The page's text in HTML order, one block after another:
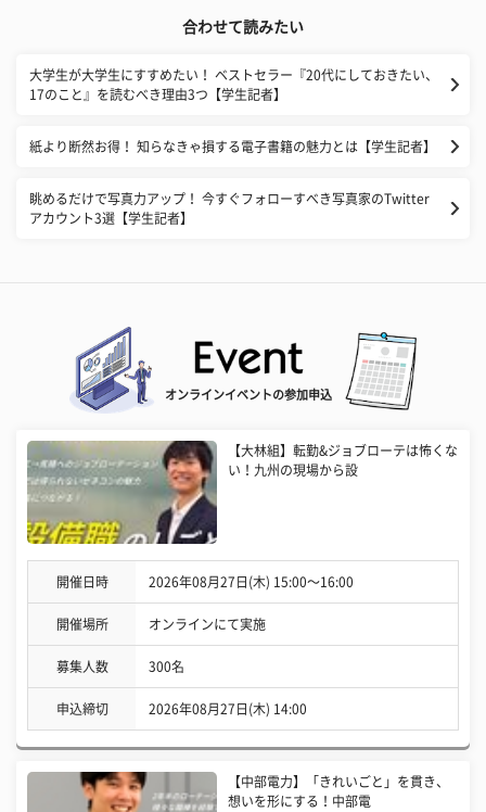
合わせて読みたい
大学生が大学生にすすめたい！ ベストセラー『20代にしておきたい、
17のこと』を読むべき理由3つ【学生記者】
紙より断然お得！ 知らなきゃ損する電子書籍の魅力とは【学生記者】
眺めるだけで写真力アップ！ 今すぐフォローすべき写真家のTwitter
アカウント3選【学生記者】
オンラインイベントの参加申込
【大林組】転勤&ジョブローテは怖くな
い！九州の現場から設
開催日時 2026年08月27日(木) 15:00〜16:00
開催場所 オンラインにて実施
募集人数 300名
申込締切 2026年08月27日(木) 14:00
【中部電力】「きれいごと」を貫き、
想いを形にする！中部電